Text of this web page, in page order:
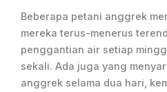
Beberapa petani anggrek
mereka terus-menerus
penggantian air setiap
sekali. Ada juga yang
anggrek selama dua hari,